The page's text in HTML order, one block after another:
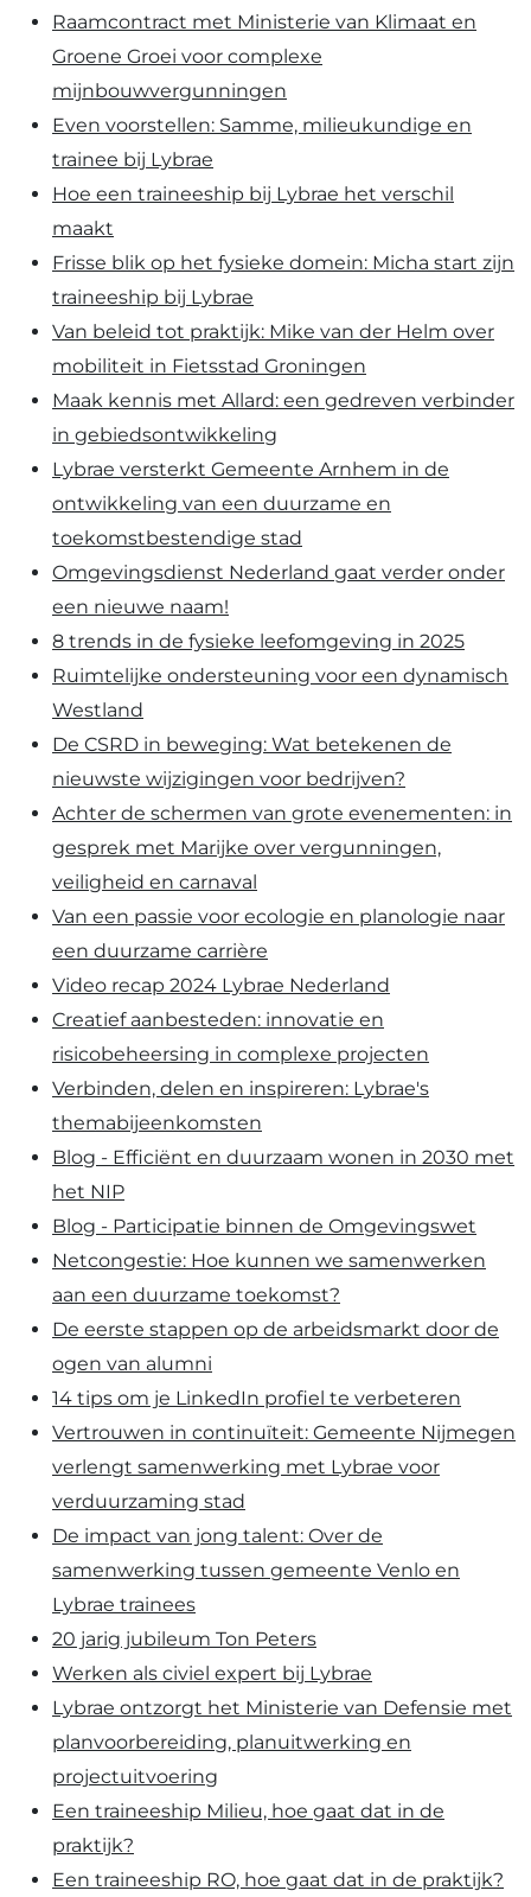
Raamcontract met Ministerie van Klimaat en
Groene Groei voor complexe
mijnbouwvergunningen
Even voorstellen: Samme, milieukundige en
trainee bij Lybrae
Hoe een traineeship bij Lybrae het verschil
maakt
Frisse blik op het fysieke domein: Micha start zijn
traineeship bij Lybrae
Van beleid tot praktijk: Mike van der Helm over
mobiliteit in Fietsstad Groningen
Maak kennis met Allard: een gedreven verbinder
in gebiedsontwikkeling
Lybrae versterkt Gemeente Arnhem in de
ontwikkeling van een duurzame en
toekomstbestendige stad
Omgevingsdienst Nederland gaat verder onder
een nieuwe naam!
8 trends in de fysieke leefomgeving in 2025
Ruimtelijke ondersteuning voor een dynamisch
Westland
De CSRD in beweging: Wat betekenen de
nieuwste wijzigingen voor bedrijven?
Achter de schermen van grote evenementen: in
gesprek met Marijke over vergunningen,
veiligheid en carnaval
Van een passie voor ecologie en planologie naar
een duurzame carrière
Video recap 2024 Lybrae Nederland
Creatief aanbesteden: innovatie en
risicobeheersing in complexe projecten
Verbinden, delen en inspireren: Lybrae's
themabijeenkomsten
Blog - Efficiënt en duurzaam wonen in 2030 met
het NIP
Blog - Participatie binnen de Omgevingswet
Netcongestie: Hoe kunnen we samenwerken
aan een duurzame toekomst?
De eerste stappen op de arbeidsmarkt door de
ogen van alumni
14 tips om je LinkedIn profiel te verbeteren
Vertrouwen in continuïteit: Gemeente Nijmegen
verlengt samenwerking met Lybrae voor
verduurzaming stad
De impact van jong talent: Over de
samenwerking tussen gemeente Venlo en
Lybrae trainees
20 jarig jubileum Ton Peters
Werken als civiel expert bij Lybrae
Lybrae ontzorgt het Ministerie van Defensie met
planvoorbereiding, planuitwerking en
projectuitvoering
Een traineeship Milieu, hoe gaat dat in de
praktijk?
Een traineeship RO, hoe gaat dat in de praktijk?